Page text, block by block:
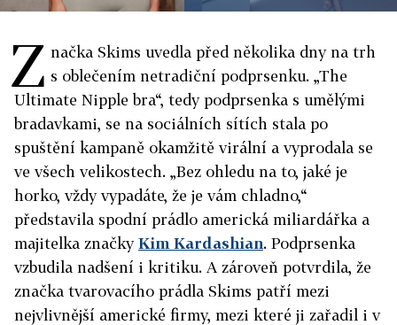
Z načka Skims uvedla před několika dny na trh
s oblečením netradiční podprsenku. „The
Ultimate Nipple bra“, tedy podprsenka s umělými
bradavkami, se na sociálních sítích stala po
spuštění kampaně okamžitě virální a vyprodala se
ve všech velikostech. „Bez ohledu na to, jaké je
horko, vždy vypadáte, že je vám chladno,“
představila spodní prádlo americká miliardářka a
majitelka značky Kim Kardashian. Podprsenka
vzbudila nadšení i kritiku. A zároveň potvrdila, že
značka tvarovacího prádla Skims patří mezi
nejvlivnější americké firmy, mezi které ji zařadil i v